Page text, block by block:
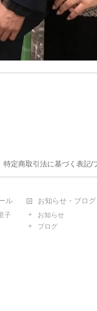
特定商取引法に基づく表記/
ル
子
お知らせ・ブログ
お知らせ
ブログ